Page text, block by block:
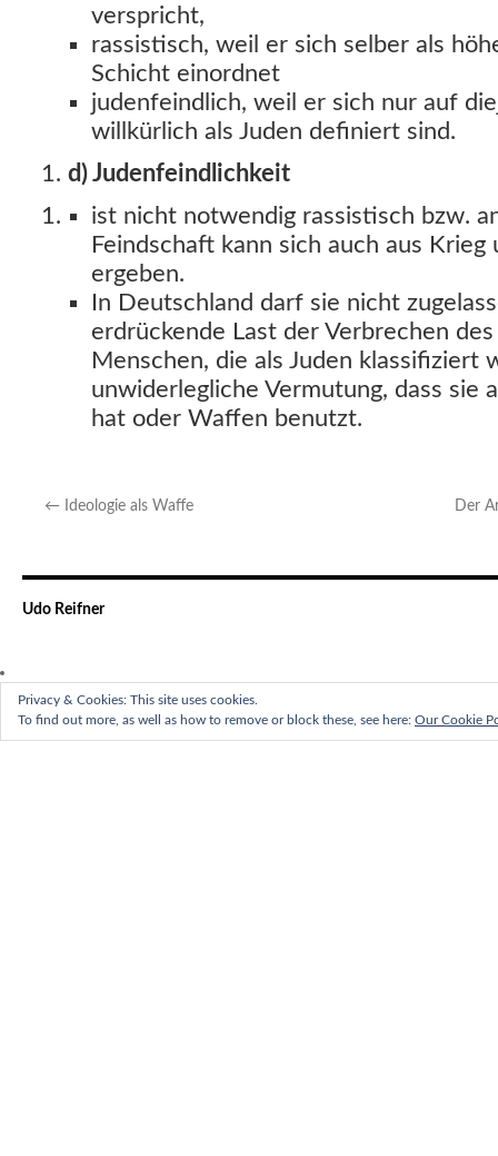
verspricht,
rassistisch, weil er sich selber als
Schicht einordnet
judenfeindlich, weil er sich nur auf
willkürlich als Juden definiert sind.
d) Judenfeindlichkeit
ist nicht notwendig rassistisch bzw.
Feindschaft kann sich auch aus Krieg
ergeben.
In Deutschland darf sie nicht
erdrückende Last der Verbrechen
Menschen, die als Juden klassifiziert
unwiderlegliche Vermutung, dass sie
hat oder Waffen benutzt.
← Ideologie als Waffe Der
Udo Reifner
Privacy & Cookies: This site uses cookies.
To find out more, as well as how to remove or block these, see here: Our Cookie